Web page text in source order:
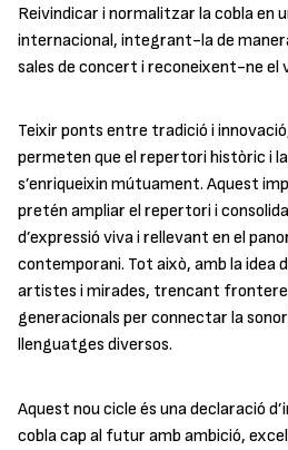
Reivindicar i normalitzar la cobla en
internacional, integrant-la de
sales de concert i reconeixent-ne
Teixir ponts entre tradició i
permeten que el repertori històric i
s’enriqueixin mútuament. Aquest
pretén ampliar el repertori i
d’expressió viva i rellevant en el
contemporani. Tot això, amb la idea
artistes i mirades, trencant
generacionals per connectar la
llenguatges diversos.
Aquest nou cicle és una declaració
cobla cap al futur amb ambició,